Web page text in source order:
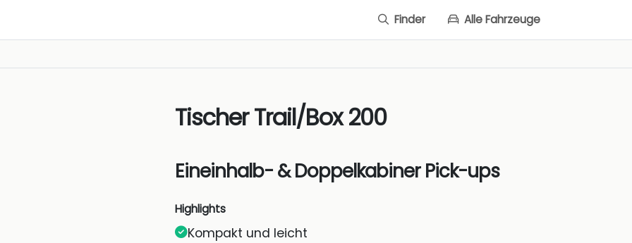
Finder Alle Fahrzeuge
Tischer Trail/Box 200
Eineinhalb- & Doppelkabiner Pick-ups
Highlights
Kompakt und leicht